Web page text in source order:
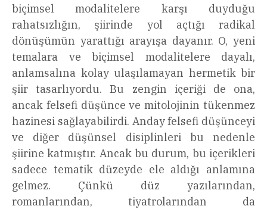
biçimsel modalitelere karşı duyduğu
rahatsızlığın, şiirinde yol açtığı radikal
dönüşümün yarattığı arayışa dayanır. O, yeni
temalara ve biçimsel modalitelere dayalı,
anlamsalına kolay ulaşılamayan hermetik bir
şiir tasarlıyordu. Bu zengin içeriği de ona,
ancak felsefi düşünce ve mitolojinin tükenmez
hazinesi sağlayabilirdi. Anday felsefi düşünceyi
ve diğer düşünsel disiplinleri bu nedenle
şiirine katmıştır. Ancak bu durum, bu içerikleri
sadece tematik düzeyde ele aldığı anlamına
gelmez. Çünkü düz yazılarından,
romanlarından, tiyatrolarından da